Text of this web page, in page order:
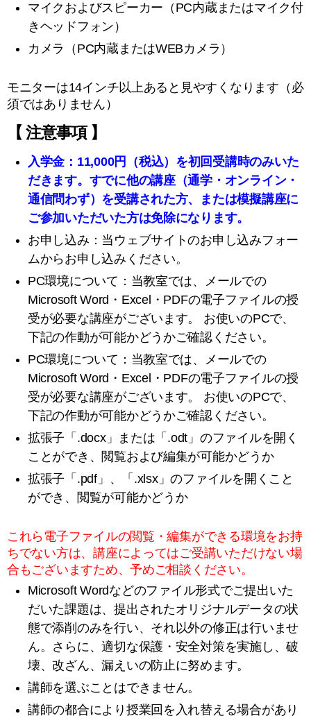
マイクおよびスピーカー（PC内蔵またはマイク付
きヘッドフォン）
カメラ（PC内蔵またはWEBカメラ）
モニターは14インチ以上あると見やすくなります（必
須ではありません）
【 注意事項 】
入学金： 11,000円（税込）を初回受講時のみいた
だきます。すでに他の講座（通学・ オンライン・
通信問わず）を受講された方、または模擬講座に
ご参加いただいた方は免除になります。
お申し込み：当ウェブサイトのお申し込みフォー
ムからお申し込みください。
PC環境について：当教室では、メールでの
Microsoft Word・Excel・PDFの電子ファイルの授
受が必要な講座がございます。
お使いのPCで、
下記の作動が可能かどうかご確認ください。
PC環境について：当教室では、メールでの
Microsoft Word・Excel・PDFの電子ファイルの授
受が必要な講座がございます。
お使いのPCで、
下記の作動が可能かどうかご確認ください。
拡張子「.docx」または「.odt」のファイルを開く
ことができ、閲覧および編集が可能かどうか
拡張子「.pdf」、「.xlsx」のファイルを開くこと
ができ、閲覧が可能かどうか
これら電子ファイルの閲覧・編集ができる環境をお持
ちでない方は、講座によってはご受講いただけない場
合もございますため、予めご相談ください。
Microsoft Wordなどのファイル形式でご提出いた
だいた課題は、提出されたオリジナルデータの状
態で添削のみを行い、それ以外の修正は行いませ
ん。さらに、適切な保護・安全対策を実施し、破
壊、改ざん、漏えいの防止に努めます。
講師を選ぶことはできません。
講師の都合により授業回を入れ替える場合があり